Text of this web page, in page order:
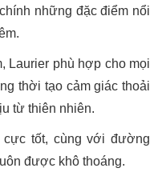
những đặc điểm nổi
Laurier phù hợp cho mọi
thời tạo cảm giác thoải
từ thiên nhiên.
tốt, cùng với đường
được khô thoáng.